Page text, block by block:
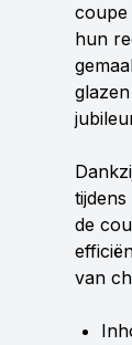
coupe
hun
de
van